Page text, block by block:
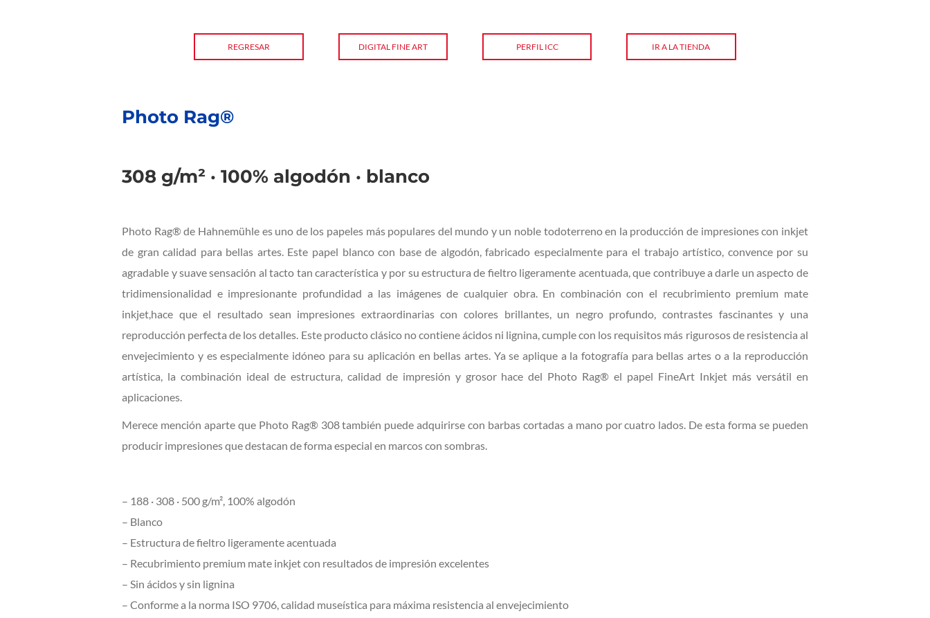
REGRESAR DIGITAL FINE ART PERFIL ICC IR A LA TIENDA
Photo Rag®
308 g/m² · 100% algodón · blanco
Photo Rag® de Hahnemühle es uno de los papeles más populares del mundo y un noble todoterreno en la producción de impresiones con inkjet
de gran calidad para bellas artes. Este papel blanco con base de algodón, fabricado especialmente para el trabajo artístico, convence por su
agradable y suave sensación al tacto tan característica y por su estructura de fieltro ligeramente acentuada, que contribuye a darle un aspecto de
tridimensionalidad e impresionante profundidad a las imágenes de cualquier obra. En combinación con el recubrimiento premium mate
inkjet,hace que el resultado sean impresiones extraordinarias con colores brillantes, un negro profundo, contrastes fascinantes y una
reproducción perfecta de los detalles. Este producto clásico no contiene ácidos ni lignina, cumple con los requisitos más rigurosos de resistencia al
envejecimiento y es especialmente idóneo para su aplicación en bellas artes. Ya se aplique a la fotografía para bellas artes o a la reproducción
artística, la combinación ideal de estructura, calidad de impresión y grosor hace del Photo Rag® el papel FineArt Inkjet más versátil en
aplicaciones.
Merece mención aparte que Photo Rag® 308 también puede adquirirse con barbas cortadas a mano por cuatro lados. De esta forma se pueden
producir impresiones que destacan de forma especial en marcos con sombras.
– 188 · 308 · 500 g/m², 100% algodón
– Blanco
– Estructura de fieltro ligeramente acentuada
– Recubrimiento premium mate inkjet con resultados de impresión excelentes
– Sin ácidos y sin lignina
– Conforme a la norma ISO 9706, calidad museística para máxima resistencia al envejecimiento